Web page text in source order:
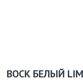
ВОСК БЕЛЫЙ